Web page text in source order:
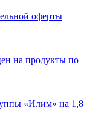
оферты
на продукты по
«Илим» на 1,8